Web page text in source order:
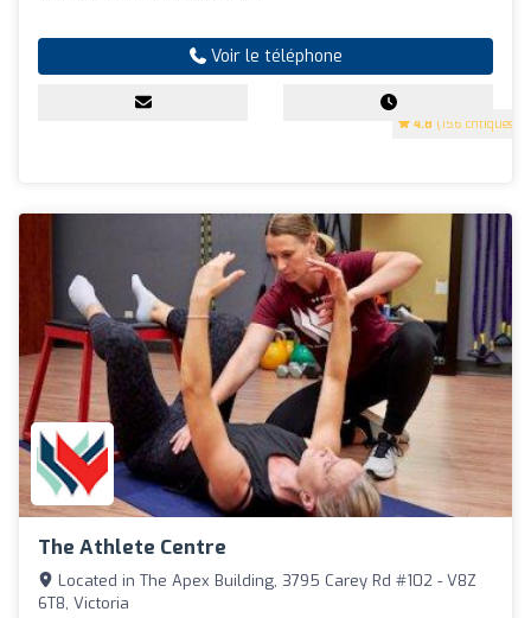
4.8 (156 critiques)
Voir le téléphone
The Athlete Centre
Located in The Apex Building, 3795 Carey Rd #102 - V8Z
6T8, Victoria